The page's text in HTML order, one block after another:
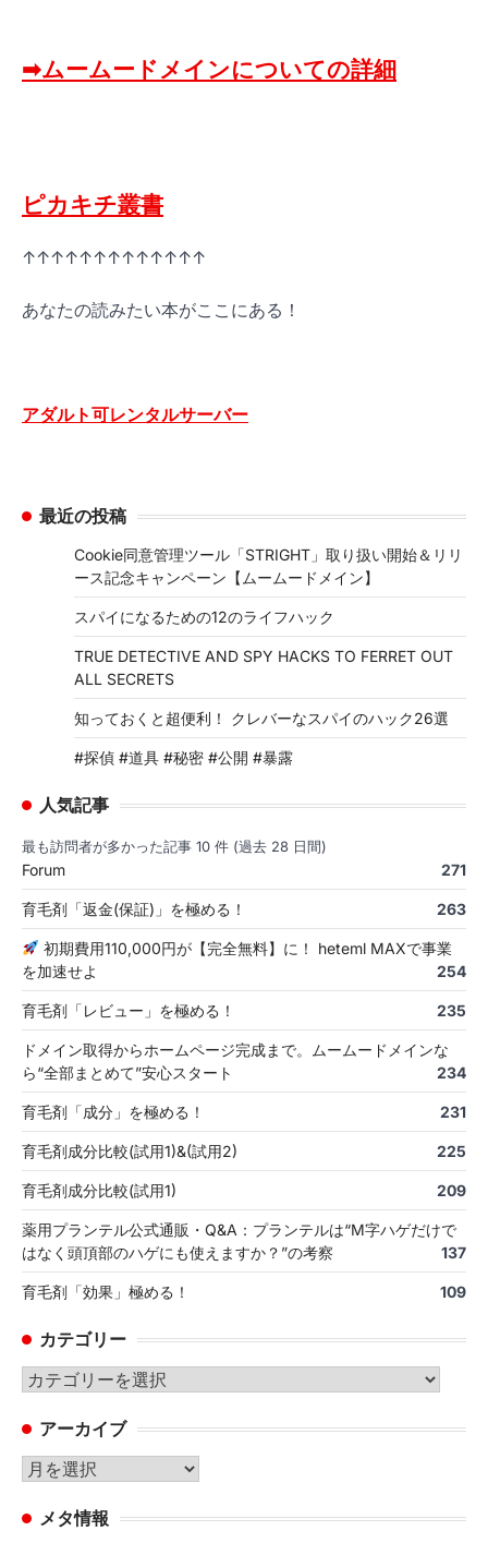
➡ムームードメインについての詳細
ピカキチ叢書
↑↑↑↑↑↑↑↑↑↑↑↑↑
あなたの読みたい本がここにある！
アダルト可レンタルサーバー
最近の投稿
Cookie同意管理ツール「STRIGHT」取り扱い開始＆リリ
ース記念キャンペーン【ムームードメイン】
スパイになるための12のライフハック
TRUE DETECTIVE AND SPY HACKS TO FERRET OUT
ALL SECRETS
知っておくと超便利！ クレバーなスパイのハック26選
#探偵 #道具 #秘密 #公開 #暴露
人気記事
最も訪問者が多かった記事 10 件 (過去 28 日間)
Forum 271
育毛剤「返金(保証)」を極める！ 263
初期費用110,000円が【完全無料】に！ heteml MAXで事業
を加速せよ
254
育毛剤「レビュー」を極める！ 235
ドメイン取得からホームページ完成まで。ムームードメインな
ら“全部まとめて”安心スタート
234
育毛剤「成分」を極める！ 231
育毛剤成分比較(試用1)&(試用2) 225
育毛剤成分比較(試用1) 209
薬用プランテル公式通販・Q&A：プランテルは“M字ハゲだけで
はなく頭頂部のハゲにも使えますか？”の考察
137
育毛剤「効果」極める！ 109
カテゴリー
カ
ゴ
リ
ー
アーカイブ
ア
カ メタ情報